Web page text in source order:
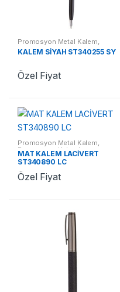
Promosyon Metal Kalem
Promosyon Kalemler
KALEM SİYAH ST340255 SY
Özel Fiyat
Promosyon Metal Kalem,
Promosyon Kalemler
MAT KALEM LACİVERT
ST340890 LC
Özel Fiyat